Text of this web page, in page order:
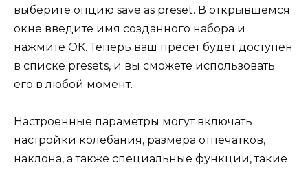
выберите опцию save as preset. В открывшемся
окне введите имя созданного набора и
нажмите ОК. Теперь ваш пресет будет доступен
в списке presets, и вы сможете использовать
его в любой момент.
Настроенные параметры могут включать
настройки колебания, размера отпечатков,
наклона, а также специальные функции, такие